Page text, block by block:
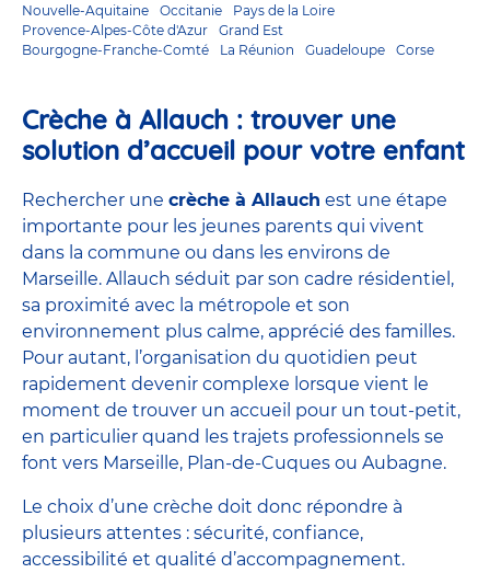
Nouvelle-Aquitaine
Occitanie
Pays de la Loire
Provence-Alpes-Côte d'Azur
Grand Est
Bourgogne-Franche-Comté
La Réunion Guadeloupe Corse
Crèche à Allauch : trouver une
solution d’accueil pour votre enfant
Rechercher une crèche à Allauch est une étape
importante pour les jeunes parents qui vivent
dans la commune ou dans les environs de
Marseille. Allauch séduit par son cadre résidentiel,
sa proximité avec la métropole et son
environnement plus calme, apprécié des familles.
Pour autant, l’organisation du quotidien peut
rapidement devenir complexe lorsque vient le
moment de trouver un accueil pour un tout-petit,
en particulier quand les trajets professionnels se
font vers Marseille, Plan-de-Cuques ou Aubagne.
Le choix d’une crèche doit donc répondre à
plusieurs attentes : sécurité, confiance,
accessibilité et qualité d’accompagnement.